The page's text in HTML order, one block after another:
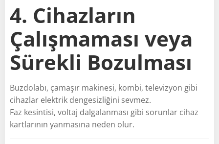
4. Cihazların
Çalışmaması veya
Sürekli Bozulması
Buzdolabı, çamaşır makinesi, kombi, televizyon gibi
cihazlar elektrik dengesizliğini sevmez.
Faz kesintisi, voltaj dalgalanması gibi sorunlar cihaz
kartlarının yanmasına neden olur.